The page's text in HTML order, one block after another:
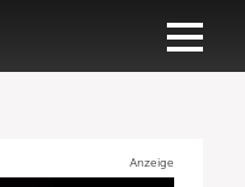
Anzeige